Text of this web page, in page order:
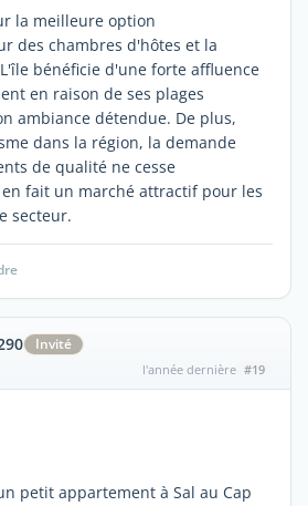
la meilleure option
des chambres d'hôtes et la
bénéficie d'une forte affluence
en raison de ses plages
ambiance détendue. De plus,
dans la région, la demande
de qualité ne cesse
fait un marché attractif pour les
secteur.
Invité
l'année dernière #19
petit appartement à Sal au Cap